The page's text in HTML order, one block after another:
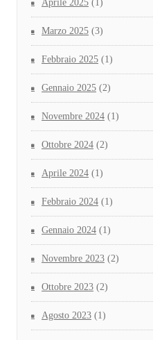
Aprile 2025 (1)
Marzo 2025 (3)
Febbraio 2025 (1)
Gennaio 2025 (2)
Novembre 2024 (1)
Ottobre 2024 (2)
Aprile 2024 (1)
Febbraio 2024 (1)
Gennaio 2024 (1)
Novembre 2023 (2)
Ottobre 2023 (2)
Agosto 2023 (1)